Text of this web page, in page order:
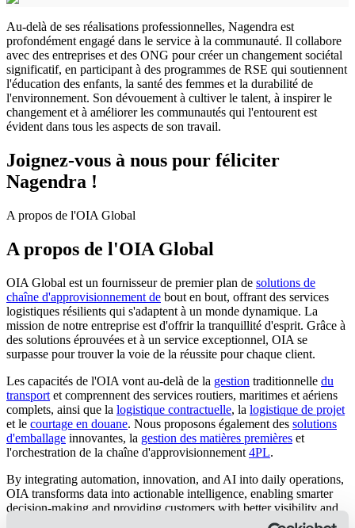
Au-delà de ses réalisations professionnelles, Nagendra est
profondément engagé dans le service à la communauté. Il collabore
avec des entreprises et des ONG pour créer un changement sociétal
significatif, en participant à des programmes de RSE qui soutiennent
l'éducation des enfants, la santé des femmes et la durabilité de
l'environnement. Son dévouement à cultiver le talent, à inspirer le
changement et à améliorer les communautés qui l'entourent est
évident dans tous les aspects de son travail.
Joignez-vous à nous pour féliciter
Nagendra !
A propos de l'OIA Global
A propos de l'OIA Global
OIA Global est un fournisseur de premier plan de solutions de
chaîne d'approvisionnement de bout en bout, offrant des services
logistiques résilients qui s'adaptent à un monde dynamique. La
mission de notre entreprise est d'offrir la tranquillité d'esprit. Grâce à
des solutions éprouvées et à un service exceptionnel, OIA se
surpasse pour trouver la voie de la réussite pour chaque client.
Les capacités de l'OIA vont au-delà de la gestion traditionnelle du
transport et comprennent des services routiers, maritimes et aériens
complets, ainsi que la logistique contractuelle, la logistique de projet
et le courtage en douane. Nous proposons également des solutions
d'emballage innovantes, la gestion des matières premières et
l'orchestration de la chaîne d'approvisionnement 4PL.
By integrating automation, innovation, and AI into daily operations,
OIA transforms data into actionable intelligence, enabling smarter
decision-making and providing customers with better visibility and
key industries : automotive